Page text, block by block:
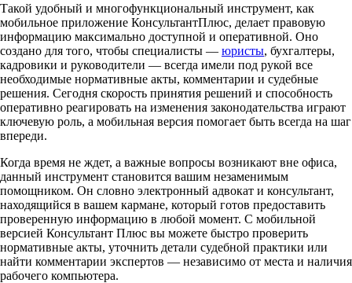
Такой удобный и многофункциональный инструмент, как
мобильное приложение КонсультантПлюс, делает правовую
информацию максимально доступной и оперативной. Оно
создано для того, чтобы специалисты — юристы, бухгалтеры,
кадровики и руководители — всегда имели под рукой все
необходимые нормативные акты, комментарии и судебные
решения. Сегодня скорость принятия решений и способность
оперативно реагировать на изменения законодательства играют
ключевую роль, а мобильная версия помогает быть всегда на шаг
впереди.
Когда время не ждет, а важные вопросы возникают вне офиса,
данный инструмент становится вашим незаменимым
помощником. Он словно электронный адвокат и консультант,
находящийся в вашем кармане, который готов предоставить
проверенную информацию в любой момент. С мобильной
версией Консультант Плюс вы можете быстро проверить
нормативные акты, уточнить детали судебной практики или
найти комментарии экспертов — независимо от места и наличия
рабочего компьютера.